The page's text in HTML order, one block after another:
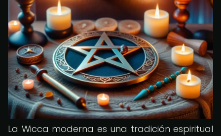
La Wicca moderna es una tradición espiritual